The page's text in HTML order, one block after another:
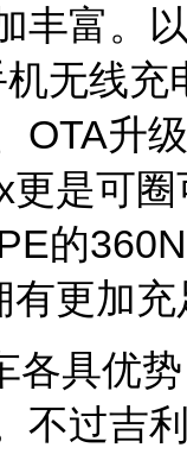
丰富。
无线
OTA升
更是可
的
更加
各具优
不过吉